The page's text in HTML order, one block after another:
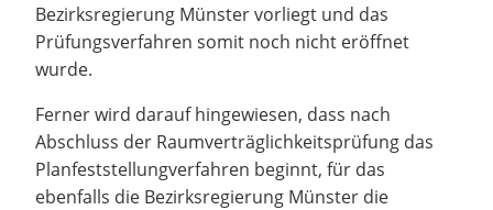
Bezirksregierung Münster vorliegt und das
Prüfungsverfahren somit noch nicht eröffnet
wurde.
Ferner wird darauf hingewiesen, dass nach
Abschluss der Raumverträglichkeitsprüfung das
Planfeststellungverfahren beginnt, für das
ebenfalls die Bezirksregierung Münster die